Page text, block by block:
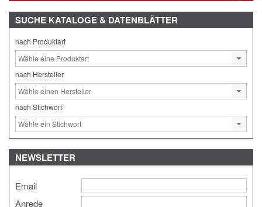
SUCHE KATALOGE & DATENBLÄTTER
nach Produktart
nach Hersteller
nach Stichwort
NEWSLETTER
Email
Anrede